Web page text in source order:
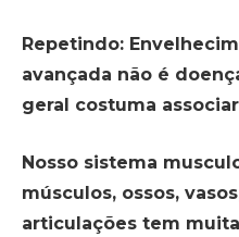
Repetindo:
avançada não é
geral costuma
Nosso sistema
músculos, ossos,
articulações tem